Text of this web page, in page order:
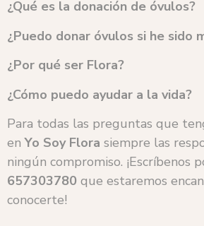
¿Qué es la donación de óvulos?
¿Puedo donar óvulos si he sido
¿Por qué ser Flora?
¿Cómo puedo ayudar a la vida?
Para todas las preguntas que
enYo Soy Flora siempre las
ningún compromiso. ¡Escríbenos
657303780 que estaremos
conocerte!